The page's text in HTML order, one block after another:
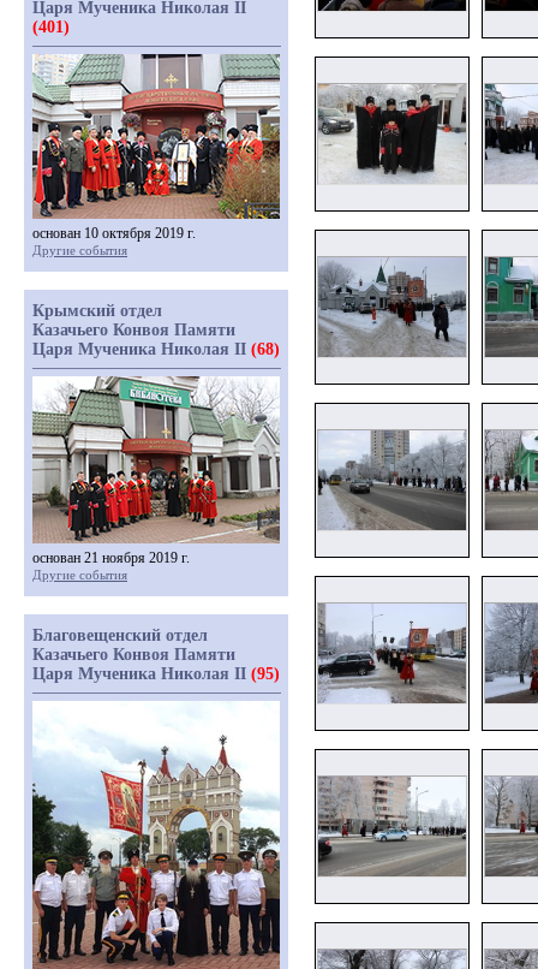
Царя Мученика Николая II
(401)
основан 10 октября 2019 г.
Другие события
Крымский отдел
Казачьего Конвоя Памяти
Царя Мученика Николая II (68)
основан 21 ноября 2019 г.
Другие события
Благовещенский отдел
Казачьего Конвоя Памяти
Царя Мученика Николая II (95)